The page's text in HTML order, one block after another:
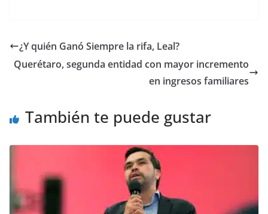
e
b
k
er l s
A
e
n
gr
a
m
ar
tir
¿Y quién Ganó Siempre la rifa, Leal?
Querétaro, segunda entidad con mayor incremento
en ingresos familiares
También te puede gustar